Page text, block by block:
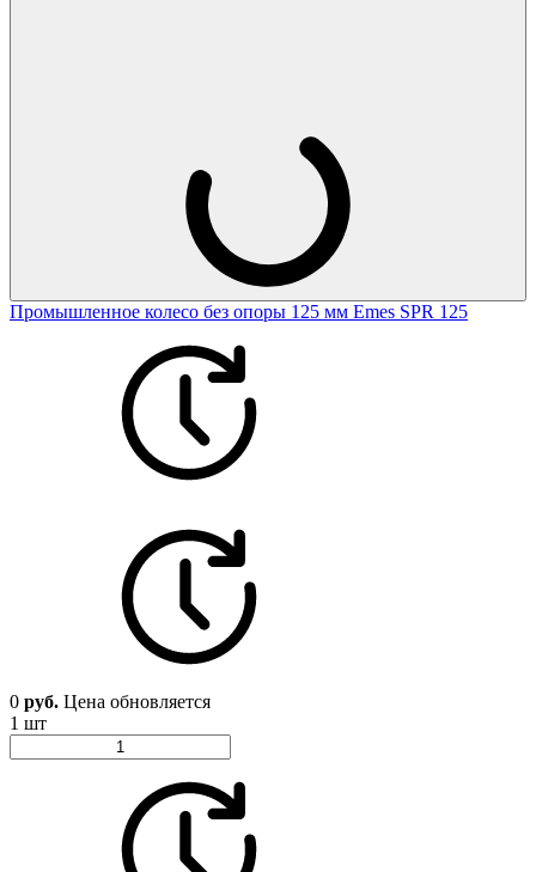
Промышленное колесо без опоры 125 мм Emes SPR 125
0 руб. Цена обновляется
1 шт